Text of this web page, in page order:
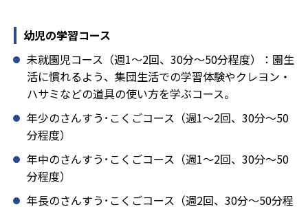
幼児の学習コース
未就園児コース（週1～2回、30分～50分程度）：園生
活に慣れるよう、集団生活での学習体験やクレヨン・
ハサミなどの道具の使い方を学ぶコース。
年少のさんすう･こくごコース（週1～2回、30分～50
分程度）
年中のさんすう･こくごコース（週1～2回、30分～50
分程度）
年長のさんすう･こくごコース（週2回、30分～50分程